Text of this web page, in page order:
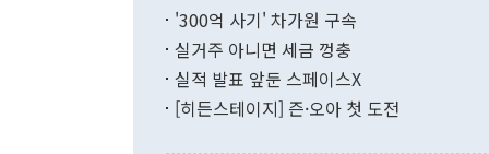
"우리의 선
기록했지만
로 전환됐다.
'300억 사기' 차가원 구속
실거주 아니면 세금 껑충
실적 발표 앞둔 스페이스X
[히든스테이지] 즌·오아 첫 도전